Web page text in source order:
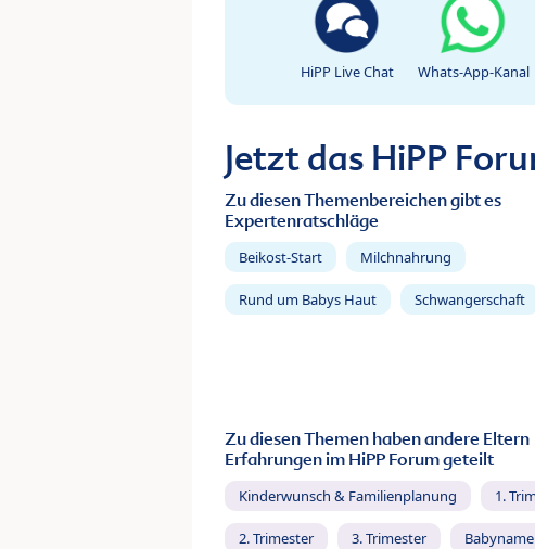
HiPP Live Chat Whats-App-Kanal
Jetzt das HiPP
Zu diesen Themenbereichen gibt es
Expertenratschläge
Beikost-Start Milchnahrung
Rund um Babys Haut Schwangerschaft
Zu diesen Themen haben andere Eltern
Erfahrungen im HiPP Forum geteilt
Kinderwunsch & Familienplanung 1.
2. Trimester 3. Trimester